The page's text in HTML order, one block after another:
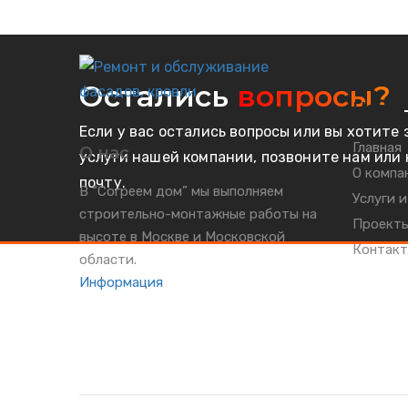
Остались вопросы?
Если у вас остались вопросы или вы хотите
услуги нашей компании, позвоните нам или
почту.
О нас
В “Согреем дом” мы выполняем
строительно-монтажные работы на
высоте в Москве и Московской
области.
Информация
Главная
О
Услуги